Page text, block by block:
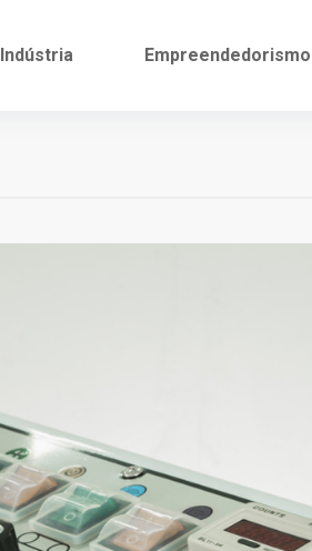
Indústria Empreendedorismo